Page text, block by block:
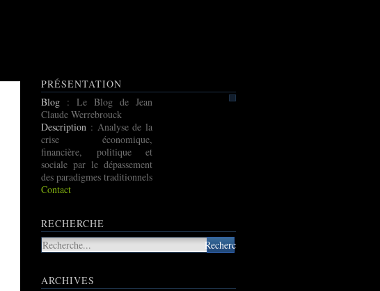
PRÉSENTATION
Blog : Le Blog de Jean
Claude Werrebrouck
Description : Analyse de la
crise économique,
financière, politique et
sociale par le dépassement
des paradigmes traditionnels
Contact
RECHERCHE
ARCHIVES